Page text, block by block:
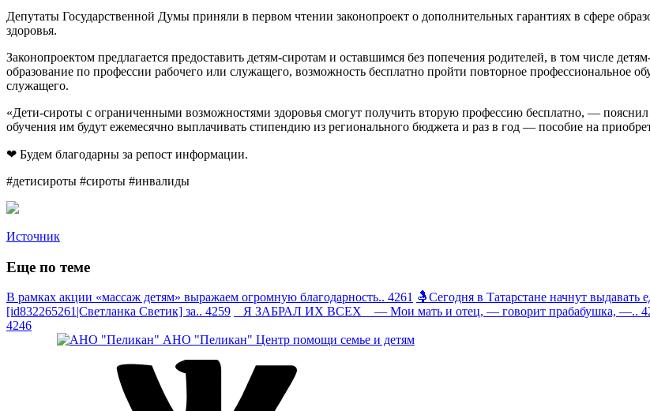
Депутаты Государственной Думы приняли в первом чтении законопроект о дополнительных гарантиях в сфере
здоровья.
Законопроектом предлагается предоставить детям-сиротам и оставшимся без попечения родителей, в том числе
образование по профессии рабочего или служащего, возможность бесплатно пройти повторное профессиональное
служащего.
«Дети-сироты с ограниченными возможностями здоровья смогут получить вторую профессию бесплатно, —
обучения им будут ежемесячно выплачивать стипендию из регионального бюджета и раз в год — пособие на
❤ Будем благодарны за репост информации.
#детисироты #сироты #инвалиды
Источник
Еще по теме
В рамках акции «массаж детям» выражаем огромную благодарность.. 4261 🤱Сегодня в Татарстане начнут выдавать
[id832265261|Светланка Светик] за.. 4259
Я ЗАБРАЛ ИХ ВСЕХ — Мои мать и отец, — говорит прабабушка, —..
4246
АНО "Пеликан" Центр помощи семье и детям